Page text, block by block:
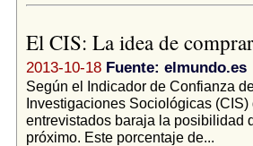
El CIS: La idea de
2013-10-18 Fuente: elmundo.es
Según el Indicador de Confianza
Investigaciones Sociológicas
entrevistados baraja la posibilidad
próximo. Este porcentaje de...